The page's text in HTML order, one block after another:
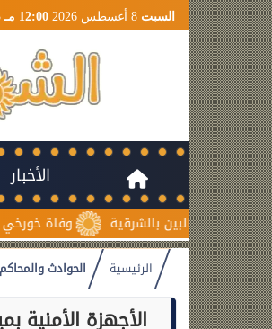
السبت 12:00 مـ
الأخبار
وفاة خورخي ميسي
الرئيسية الحوادث والمحاكم